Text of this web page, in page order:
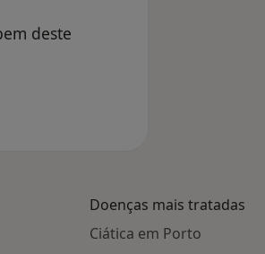
deste
BORLIDO
Doenças mais tratadas
Ciática em Porto